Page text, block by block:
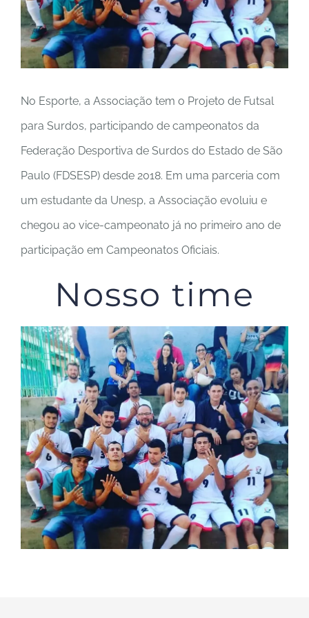
No Esporte, a Associação tem o Projeto de Futsal
para Surdos, participando de campeonatos da
Federação Desportiva de Surdos do Estado de São
Paulo (FDSESP) desde 2018. Em uma parceria com
um estudante da Unesp, a Associação evoluiu e
chegou ao vice-campeonato já no primeiro ano de
participação em Campeonatos Oficiais.
Nosso time